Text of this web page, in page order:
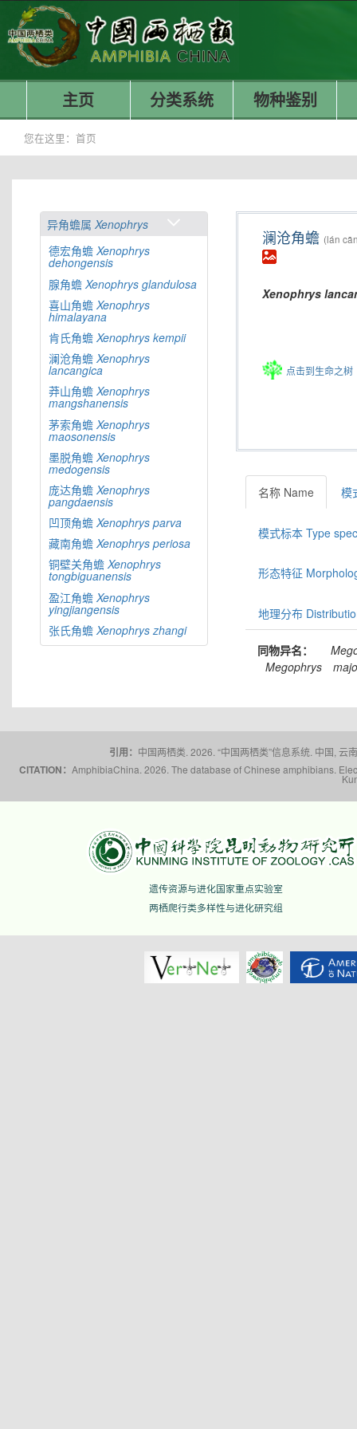
主页 分类系统 物种鉴别
您在这里： 首页
异角蟾属 Xenophrys
德宏角蟾 Xenophrys
dehongensis
腺角蟾 Xenophrys glandulosa
喜山角蟾 Xenophrys
himalayana
肯氏角蟾 Xenophrys kempii
澜沧角蟾 Xenophrys
lancangica
莽山角蟾 Xenophrys
mangshanensis
茅索角蟾 Xenophrys
maosonensis
墨脱角蟾 Xenophrys
medogensis
庞达角蟾 Xenophrys
pangdaensis
凹顶角蟾 Xenophrys parva
藏南角蟾 Xenophrys periosa
铜壁关角蟾 Xenophrys
tongbiguanensis
盈江角蟾 Xenophrys
yingjiangensis
张氏角蟾 Xenophrys zhangi
澜沧角蟾 (lán
Xenophrys
点击到生命之树
名称 Name 模
模式标本 Type
形态特征
地理分布
同物异名：
Megophrys
引用： 中国两栖类. 2026. “中国两栖类”信息系统. 中国,
CITATION： AmphibiaChina. 2026. The database of Chinese amphibians.
遗传资源与进化国家重点实验室
两栖爬行类多样性与进化研究组